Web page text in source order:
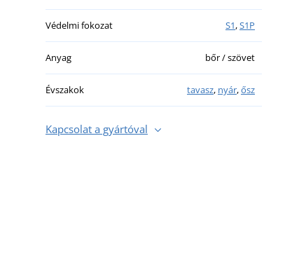
Védelmi fokozat S1,S1P
Anyag bőr / szövet
Évszakok tavasz, nyár,ősz
Kapcsolat a gyártóval